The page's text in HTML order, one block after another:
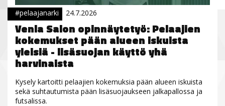
#pelaajanarki 24.7.2026
Venla Salon opinnäytetyö: Pelaajien
kokemukset pään alueen iskuista
yleisiä - lisäsuojan käyttö yhä
harvinaista
Kysely kartoitti pelaajien kokemuksia pään alueen iskuista
sekä suhtautumista pään lisäsuojaukseen jalkapallossa ja
futsalissa.